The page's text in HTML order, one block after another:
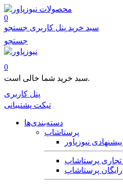
محصولات
0
سبد خرید پنل کاربری جستجو
جستجو
0
سبد خرید شما خالی است.
پنل کاربری
تیکت پشتیبانی
دسته‌بندی‌ها
پرستاشاپ
نیوزپاور
پرستاشاپ
پرستاشاپ